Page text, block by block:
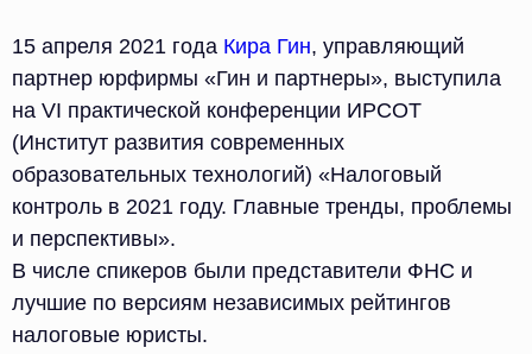
15 апреля 2021 года Кира Гин, управляющий
партнер юрфирмы «Гин и партнеры», выступила
на VI практической конференции ИРСОТ
(Институт развития современных
образовательных технологий) «Налоговый
контроль в 2021 году. Главные тренды, проблемы
и перспективы».
В числе спикеров были представители ФНС и
лучшие по версиям независимых рейтингов
налоговые юристы.